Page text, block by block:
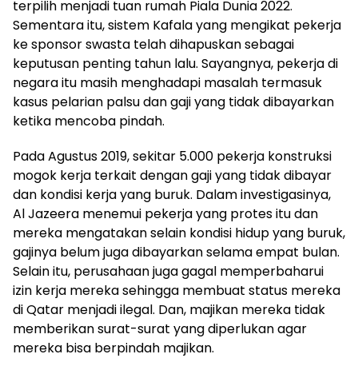
terpilih menjadi tuan rumah Piala Dunia 2022.
Sementara itu, sistem Kafala yang mengikat pekerja
ke sponsor swasta telah dihapuskan sebagai
keputusan penting tahun lalu. Sayangnya, pekerja di
negara itu masih menghadapi masalah termasuk
kasus pelarian palsu dan gaji yang tidak dibayarkan
ketika mencoba pindah.
Pada Agustus 2019, sekitar 5.000 pekerja konstruksi
mogok kerja terkait dengan gaji yang tidak dibayar
dan kondisi kerja yang buruk. Dalam investigasinya,
Al Jazeera menemui pekerja yang protes itu dan
mereka mengatakan selain kondisi hidup yang buruk,
gajinya belum juga dibayarkan selama empat bulan.
Selain itu, perusahaan juga gagal memperbaharui
izin kerja mereka sehingga membuat status mereka
di Qatar menjadi ilegal. Dan, majikan mereka tidak
memberikan surat-surat yang diperlukan agar
mereka bisa berpindah majikan.